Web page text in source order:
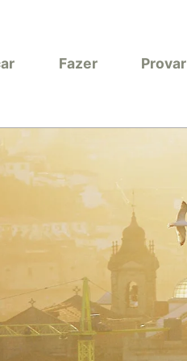
Fazer Provar